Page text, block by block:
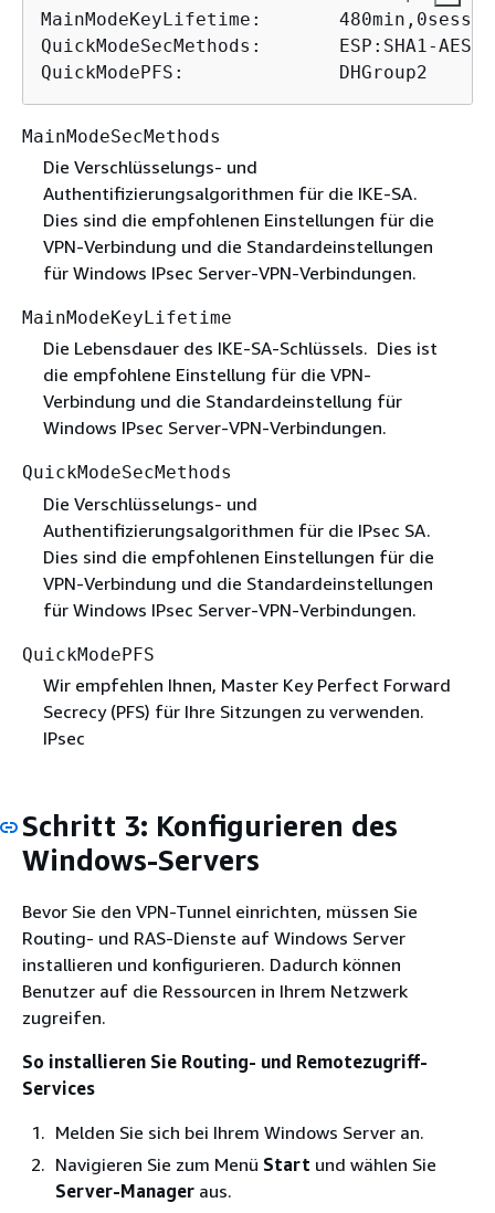
MainModeKeyLifetime:       480min,0sess
QuickModeSecMethods:       ESP:SHA1-
QuickModePFS:              DHGroup2
MainModeSecMethods
Die Verschlüsselungs- und
Authentifizierungsalgorithmen für die IKE-SA.
Dies sind die empfohlenen Einstellungen für die
VPN-Verbindung und die Standardeinstellungen
für Windows IPsec Server-VPN-Verbindungen.
MainModeKeyLifetime
Die Lebensdauer des IKE-SA-Schlüssels. Dies ist
die empfohlene Einstellung für die VPN-
Verbindung und die Standardeinstellung für
Windows IPsec Server-VPN-Verbindungen.
QuickModeSecMethods
Die Verschlüsselungs- und
Authentifizierungsalgorithmen für die IPsec SA.
Dies sind die empfohlenen Einstellungen für die
VPN-Verbindung und die Standardeinstellungen
für Windows IPsec Server-VPN-Verbindungen.
QuickModePFS
Wir empfehlen Ihnen, Master Key Perfect Forward
Secrecy (PFS) für Ihre Sitzungen zu verwenden.
IPsec
Schritt 3: Konfigurieren des
Windows-Servers
Bevor Sie den VPN-Tunnel einrichten, müssen Sie
Routing- und RAS-Dienste auf Windows Server
installieren und konfigurieren. Dadurch können
Benutzer auf die Ressourcen in Ihrem Netzwerk
zugreifen.
So installieren Sie Routing- und Remotezugriff-
Services
Melden Sie sich bei Ihrem Windows Server an.
Navigieren Sie zum Menü Start und wählen Sie
Server-Manager aus.